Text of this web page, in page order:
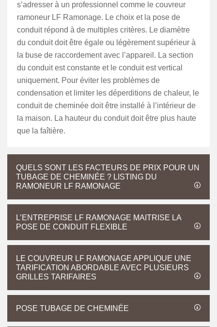
s’adresser à un professionnel comme le couvreur
ramoneur LF Ramonage. Le choix et la pose de
conduit répond à de multiples critères. Le diamètre
du conduit doit être égale ou légèrement supérieur à
la buse de raccordement avec l’appareil. La section
du conduit est constante et le conduit est vertical
uniquement. Pour éviter les problèmes de
condensation et limiter les déperditions de chaleur, le
conduit de cheminée doit être installé à l’intérieur de
la maison. La hauteur du conduit doit être plus haute
que la faîtière.
QUELS SONT LES FACTEURS DE PRIX POUR UN
TUBAGE DE CHEMINÉE ? LISTING DU
RAMONEUR LF RAMONAGE
L’ENTREPRISE LF RAMONAGE MAITRISE LA
POSE DE CONDUIT FLEXIBLE
LE COUVREUR LF RAMONAGE APPLIQUE UNE
TARIFICATION ABORDABLE AVEC PLUSIEURS
GRILLES TARIFAIRES
POSE TUBAGE DE CHEMINÉE